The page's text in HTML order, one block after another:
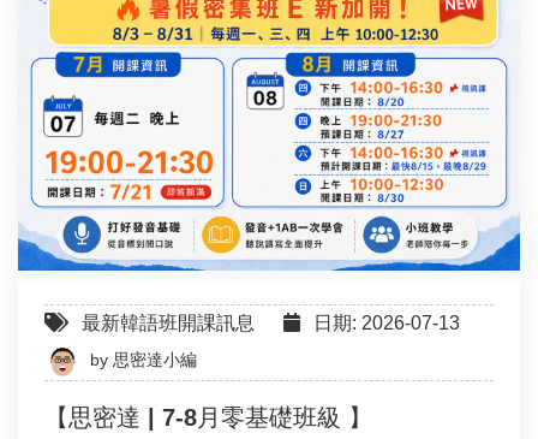
最新韓語班開課訊息 日期: 2026-07-13
by 思密達小編
【思密達 | 7-8月零基礎班級 】